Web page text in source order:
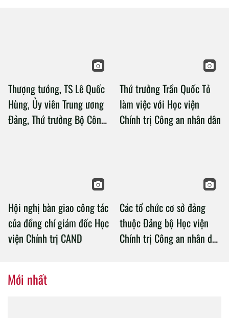
Thượng tướng, TS Lê Quốc
Hùng, Ủy viên Trung ương
Đảng, Thứ trưởng Bộ Công
Thứ trưởng Trần Quốc Tỏ
làm việc với Học viện
Chính trị Công an nhân dân
Hội nghị bàn giao công tác
của đồng chí giám đốc Học
viện Chính trị CAND
Các tổ chức cơ sở đảng
thuộc Đảng bộ Học viện
Chính trị Công an nhân dân
Mới nhất